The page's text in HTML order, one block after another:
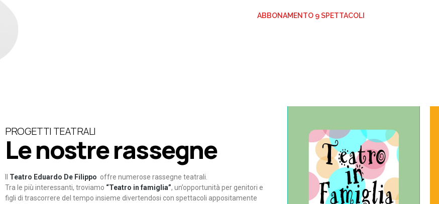
ABBONAMENTO 9 SPETTACOLI
PROGETTI TEATRALI
Le nostre rassegne
Teatro Eduardo De Filippo offre numerose rassegne teatrali.
Tra le più interessanti, troviamo “Teatro in famiglia”, un’opportunità per genitori e
figli di trascorrere del tempo insieme divertendosi con spettacoli appositamente
Teatro In Famiglia è una
rassegna di teatro concepita
per far condividere e godere
del teatro all’intera famiglia.
Continua